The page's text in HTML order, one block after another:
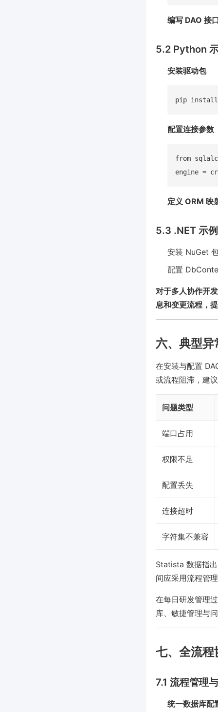
编写 DAO 接
5.2 Python
安装驱动包
配置连接参数
from
定义 ORM 映
5.3 .NET 示
安装 NuGet
配置
对于多人协作开
息和变更流程，
六、典型
在安装与配置
或流程阻滞，建
问题类型
端口占用
权限不足
配置丢失
连接超时
字符集不兼容
Statista 数据指
间应采用流程管
在每日研发管理
库、敏捷管理与
七、全流程
7.1 流程管理
统一数据库配